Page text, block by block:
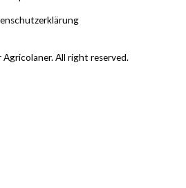
All right reserved.